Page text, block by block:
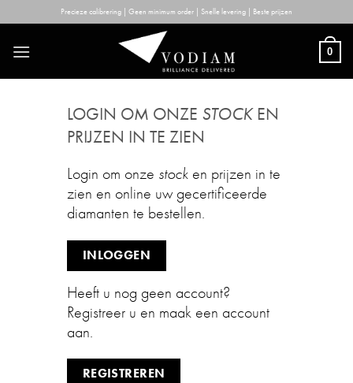
to
content
Precieze calibrering | Geen minimum order | Snelle levering | Beste prijzen
0
LOGIN OM ONZE STOCKEN
PRIJZEN IN TE ZIEN
Login om onze stock en prijzen in te
zien en online uw gecertificeerde
diamanten te bestellen.
INLOGGEN
Heeft u nog geen account?
Registreer u en maak een account
aan.
REGISTREREN